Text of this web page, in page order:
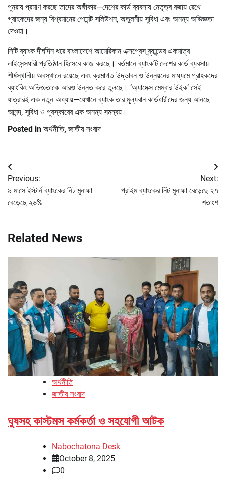
পুনরায় প্রমাণ করছে তাদের অঙ্গীকার—দেশের কার্ড ব্যবসায় নেতৃত্ব বজায় রেখে
গ্রাহকদের জন্য বিশ্বমানের পেমেন্ট সলিউশন, অতুলনীয় সুবিধা এবং অনন্য অভিজ্ঞতা
দেওয়া।
সিটি ব্যাংক দীর্ঘদিন ধরে বাংলাদেশে আমেরিকান এক্সপ্রেস ব্র্যান্ডের একমাত্র
লাইসেন্সধারী প্রতিষ্ঠান হিসেবে কাজ করছে। বর্তমানে ব্যাংকটি দেশের কার্ড ব্যবসায়
শীর্ষস্থানীয় অবস্থানে রয়েছে এবং ক্রমাগত উদ্ভাবন ও উন্নয়নের মাধ্যমে গ্রাহকদের
ব্যাংকিং অভিজ্ঞতাকে আরও উন্নত করে তুলছে। ‘অ্যামেক্স মেম্বার উইক’ সেই
যাত্রারই এক নতুন অধ্যায়—যেখানে ব্যাংক তার মূল্যবান কার্ডধারীদের জন্য আনছে
আনন্দ, সুবিধা ও পুরস্কারের এক অনন্য সমন্বয়।
Posted in অর্থনীতি, জাতীয় সংবাদ
Post
navigation
Previous:
৯ মাসে ইস্টার্ন ব্যাংকের নিট মুনাফা
বেড়েছে ২৬%
Next:
প্রাইম ব্যাংকের নিট মুনাফা বেড়েছে ২৭
শতাংশ
Related News
অর্থনীতি
জাতীয় সংবাদ
ঘুষসহ কাস্টমস কর্মকর্তা ও সহযোগী আটক
Nabochatona Desk
October 8, 2025
0